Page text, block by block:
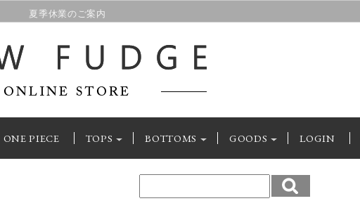
夏季休業のご案内
ONE PIECE TOPS BOTTOMS GOODS LOGIN